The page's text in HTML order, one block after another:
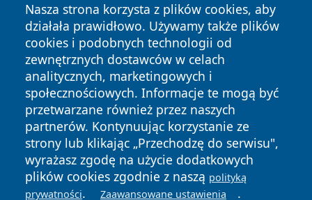
Nasza strona korzysta z plików cookies, aby
działała prawidłowo. Używamy także plików
cookies i podobnych technologii od
zewnętrznych dostawców w celach
analitycznych, marketingowych i
społecznościowych. Informacje te mogą być
przetwarzane również przez naszych
partnerów. Kontynuując korzystanie ze
strony lub klikając „Przechodzę do serwisu",
wyrażasz zgodę na użycie dodatkowych
plików cookies zgodnie z naszą polityką
prywatności. Zaawansowane ustawienia .
Copyright © 2026 zycieboleslawca.pl Wszystkie prawa
zastrzeżone.
News Autorzy
Polityka
Prywatności
Polityka
Cookies